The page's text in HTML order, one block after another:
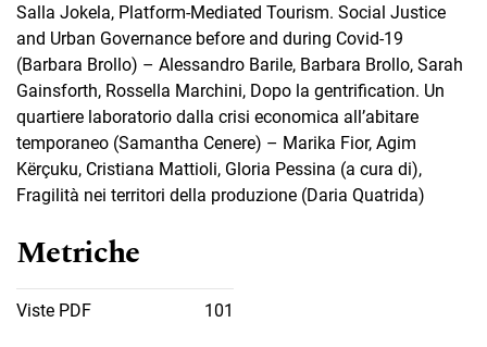
Salla Jokela, Platform-Mediated Tourism. Social Justice
and Urban Governance before and during Covid-19
(Barbara Brollo) – Alessandro Barile, Barbara Brollo, Sarah
Gainsforth, Rossella Marchini, Dopo la gentrification. Un
quartiere laboratorio dalla crisi economica all’abitare
temporaneo (Samantha Cenere) – Marika Fior, Agim
Kërçuku, Cristiana Mattioli, Gloria Pessina (a cura di),
Fragilità nei territori della produzione (Daria Quatrida)
Metriche
Viste PDF 101